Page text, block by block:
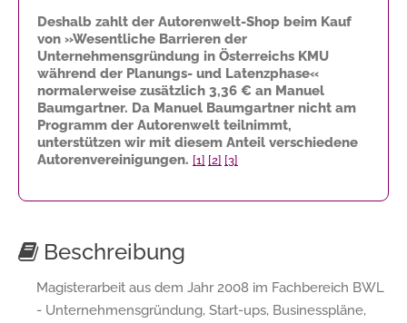
Deshalb zahlt der Autorenwelt-Shop beim Kauf
von »Wesentliche Barrieren der
Unternehmensgründung in Österreichs KMU
während der Planungs- und Latenzphase«
normalerweise zusätzlich 3,36 € an Manuel
Baumgartner. Da Manuel Baumgartner nicht am
Programm der Autorenwelt teilnimmt,
unterstützen wir mit diesem Anteil verschiedene
Autorenvereinigungen. [1] [2] [3]
Beschreibung
Magisterarbeit aus dem Jahr 2008 im Fachbereich BWL
- Unternehmensgründung, Start-ups, Businesspläne,